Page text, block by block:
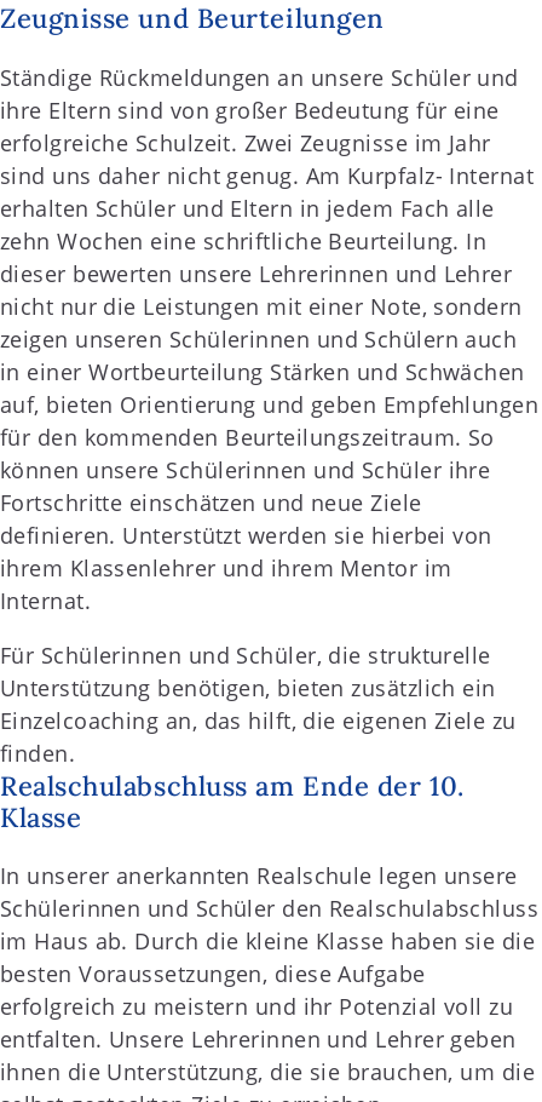
Zeugnisse und Beurteilungen
Ständige Rückmeldungen an unsere Schüler und
ihre Eltern sind von großer Bedeutung für eine
erfolgreiche Schulzeit. Zwei Zeugnisse im Jahr
sind uns daher nicht genug. Am Kurpfalz- Internat
erhalten Schüler und Eltern in jedem Fach alle
zehn Wochen eine schriftliche Beurteilung. In
dieser bewerten unsere Lehrerinnen und Lehrer
nicht nur die Leistungen mit einer Note, sondern
zeigen unseren Schülerinnen und Schülern auch
in einer Wortbeurteilung Stärken und Schwächen
auf, bieten Orientierung und geben Empfehlungen
für den kommenden Beurteilungszeitraum. So
können unsere Schülerinnen und Schüler ihre
Fortschritte einschätzen und neue Ziele
definieren. Unterstützt werden sie hierbei von
ihrem Klassenlehrer und ihrem Mentor im
Internat.
Für Schülerinnen und Schüler, die strukturelle
Unterstützung benötigen, bieten zusätzlich ein
Einzelcoaching an, das hilft, die eigenen Ziele zu
finden.
Realschulabschluss am Ende der 10.
Klasse
In unserer anerkannten Realschule legen unsere
Schülerinnen und Schüler den Realschulabschluss
im Haus ab. Durch die kleine Klasse haben sie die
besten Voraussetzungen, diese Aufgabe
erfolgreich zu meistern und ihr Potenzial voll zu
entfalten. Unsere Lehrerinnen und Lehrer geben
ihnen die Unterstützung, die sie brauchen, um die